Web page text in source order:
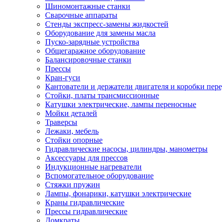
Шиномонтажные станки
Сварочные аппараты
Стенды экспресс-замены жидкостей
Оборудование для замены масла
Пуско-зарядные устройства
Общегаражное оборудование
Балансировочные станки
Прессы
Кран-гуси
Кантователи и держатели двигателя и коробки
Стойки, платы трансмиссионные
Катушки электрические, лампы переносные
Мойки деталей
Траверсы
Лежаки, мебель
Стойки опорные
Гидравлические насосы, цилиндры, манометры
Аксессуары для прессов
Индукционные нагреватели
Вспомогательное оборудование
Стяжки пружин
Лампы, фонарики, катушки электрические
Краны гидравлические
Прессы гидравлические
Домкраты